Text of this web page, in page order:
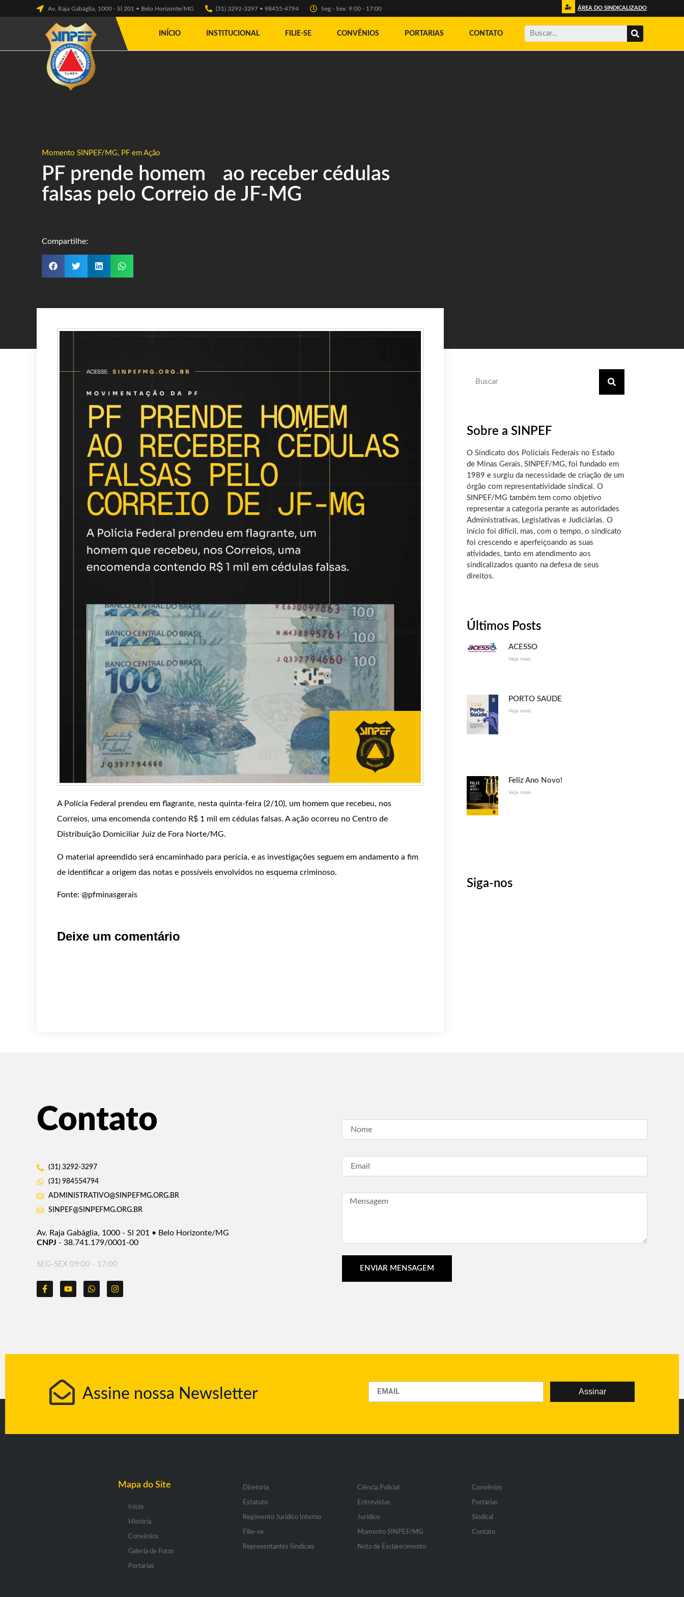
Av. Raja Gabáglia, 1000 - Sl 201 • Belo Horizonte/MG (31) 3292-3297 • 98455-4794 Seg - Sex: 9:00 - 17:00 ÁREA DO SINDICALIZADO
INÍCIO INSTITUCIONAL FILIE-SE CONVÊNIOS PORTARIAS CONTATO
Momento SINPEF/MG, PF em Ação
PF prende homem ao receber cédulas
falsas pelo Correio de JF-MG
Compartilhe:
A Polícia Federal prendeu em flagrante, nesta quinta-feira (2/10), um homem que recebeu, nos
Correios, uma encomenda contendo R$ 1 mil em cédulas falsas. A ação ocorreu no Centro de
Distribuição Domiciliar Juiz de Fora Norte/MG.
O material apreendido será encaminhado para perícia, e as investigações seguem em andamento a fim
de identificar a origem das notas e possíveis envolvidos no esquema criminoso.
Fonte: @pfminasgerais
Deixe um comentário
Sobre a SINPEF
O Sindicato dos Policiais Federais no Estado
de Minas Gerais, SINPEF/MG, foi fundado em
1989 e surgiu da necessidade de criação de um
órgão com representatividade sindical. O
SINPEF/MG também tem como objetivo
representar a categoria perante as autoridades
Administrativas, Legislativas e Judiciárias. O
início foi difícil, mas, com o tempo, o sindicato
foi crescendo e aperfeiçoando as suas
atividades, tanto em atendimento aos
sindicalizados quanto na defesa de seus
direitos.
Últimos Posts
ACESSO
Veja mais
PORTO SAÚDE
Veja mais
Feliz Ano Novo!
Veja mais
Siga-nos
Contato
(31) 3292-3297
(31) 984554794
ADMINISTRATIVO@SINPEFMG.ORG.BR
SINPEF@SINPEFMG.ORG.BR
Av. Raja Gabáglia, 1000 - Sl 201 • Belo Horizonte/MG
CNPJ - 38.741.179/0001-00
SEG-SEX 09:00 - 17:00 ENVIAR MENSAGEM
Assine nossa Newsletter Assinar
Mapa do Site
Início
História
Convênios
Galeria de Fotos
Portarias
Diretoria
Estatuto
Regimento Jurídico Interno
Filie-se
Representantes Sindicais
Ciência Policial
Entrevistas
Jurídico
Momento SINPEF/MG
Nota de Esclarecimento
Convênios
Portarias
Sindical
Contato